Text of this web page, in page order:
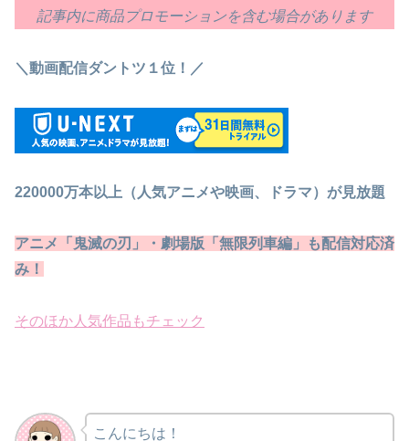
記事内に商品プロモーションを含む場合があります
＼動画配信ダントツ１位！／
220000万本以上（人気アニメや映画、ドラマ）が見放題
アニメ「鬼滅の刃」・劇場版「無限列車編」も配信対応済
み！
そのほか人気作品もチェック
こんにちは！